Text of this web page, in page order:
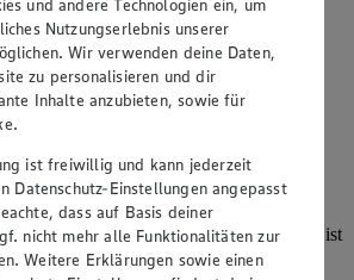
Rainer Huber (Sprecher)
Fickert (Vorstandsmitglied), Jürgen
Patrick Mogck (Vorstandsmitglied),
ist urheberrechtlich geschützt. Der
jedoch das Recht, den auf dieser
ganz oder ausschnittsweise zu
Aus Gründen des Urheberrechts ist
und Vervielfältigung von Bildmaterial
und andere Technologien ein, um
Nutzungserlebnis unserer
Wir verwenden deine Daten,
zu personalisieren und dir
Inhalte anzubieten, sowie für
ist freiwillig und kann jederzeit
Datenschutz-Einstellungen angepasst
dass auf Basis deiner
nicht mehr alle Funktionalitäten zur
Weitere Erklärungen sowie einen